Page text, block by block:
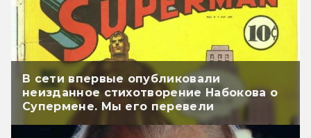
В сети впервые опубликовали
неизданное стихотворение Набокова о
Супермене. Мы его перевели